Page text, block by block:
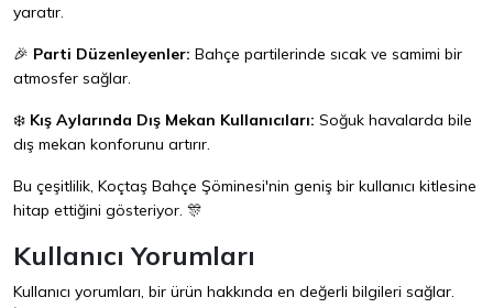
yaratır.
🎉 Parti Düzenleyenler: Bahçe partilerinde sıcak ve samimi bir
atmosfer sağlar.
❄️ Kış Aylarında Dış Mekan Kullanıcıları: Soğuk havalarda bile
dış mekan konforunu artırır.
Bu çeşitlilik, Koçtaş Bahçe Şöminesi'nin geniş bir kullanıcı kitlesine
hitap ettiğini gösteriyor. 🎊
Kullanıcı Yorumları
Kullanıcı yorumları, bir ürün hakkında en değerli bilgileri sağlar.